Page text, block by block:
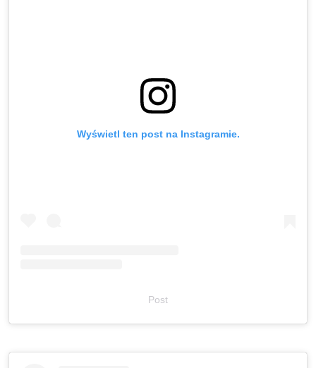
Wyświetl ten post na Instagramie.
Post